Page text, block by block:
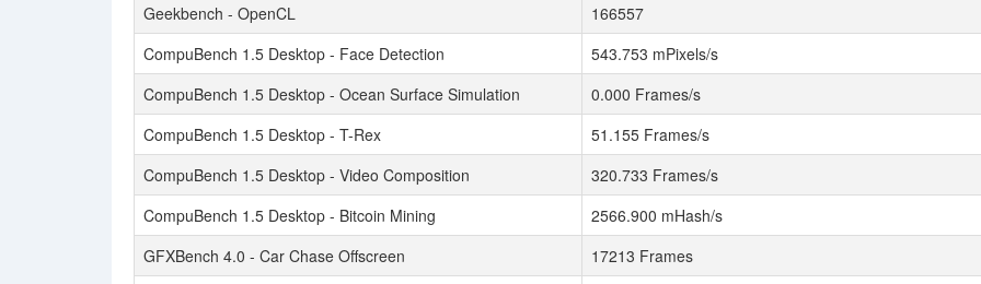
Geekbench - OpenCL
166557
CompuBench 1.5 Desktop - Face Detection
543.753 mPixels/s
CompuBench 1.5 Desktop - Ocean Surface Simulation
0.000 Frames/s
CompuBench 1.5 Desktop - T-Rex
51.155 Frames/s
CompuBench 1.5 Desktop - Video Composition
320.733 Frames/s
CompuBench 1.5 Desktop - Bitcoin Mining
2566.900 mHash/s
GFXBench 4.0 - Car Chase Offscreen
17213 Frames